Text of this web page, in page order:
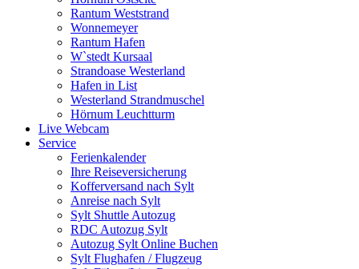
Rantum Weststrand
Wonnemeyer
Rantum Hafen
W`stedt Kursaal
Strandoase Westerland
Hafen in List
Westerland Strandmuschel
Hörnum Leuchtturm
Live Webcam
Service
Ferienkalender
Ihre Reiseversicherung
Kofferversand nach Sylt
Anreise nach Sylt
Sylt Shuttle Autozug
RDC Autozug Sylt
Autozug Sylt Online Buchen
Sylt Flughafen / Flugzeug